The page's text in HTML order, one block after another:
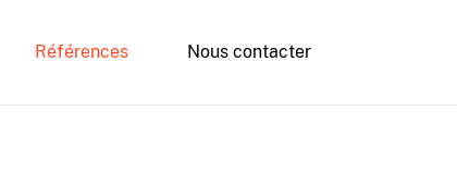
Références Nous contacter